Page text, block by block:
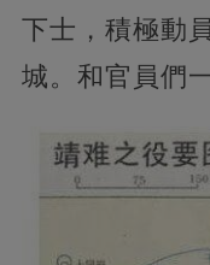
下士，積極動
城。和官員們